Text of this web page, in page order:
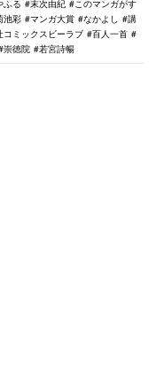
ふる 末次由紀
このマンガがす
池彩 マンガ大賞 なかよし
講
コミックスビーラブ
百人一首
崇徳院 若宮詩暢